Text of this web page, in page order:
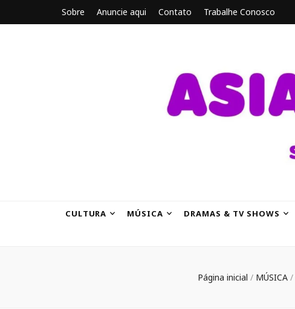
Sobre Anuncie aqui Contato Trabalhe Conosco
CULTURA MÚSICA DRAMAS & TV SHOWS
Página inicial / MÚSICA /